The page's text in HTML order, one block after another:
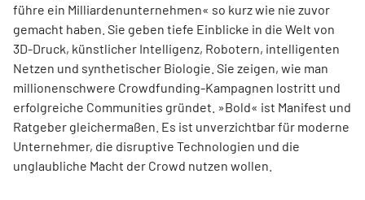
führe ein Milliardenunternehmen« so kurz wie nie zuvor
gemacht haben. Sie geben tiefe Einblicke in die Welt von
3D-Druck, künstlicher Intelligenz, Robotern, intelligenten
Netzen und synthetischer Biologie. Sie zeigen, wie man
millionenschwere Crowdfunding-Kampagnen lostritt und
erfolgreiche Communities gründet. »Bold« ist Manifest und
Ratgeber gleichermaßen. Es ist unverzichtbar für moderne
Unternehmer, die disruptive Technologien und die
unglaubliche Macht der Crowd nutzen wollen.